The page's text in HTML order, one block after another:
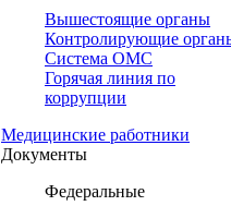
Вышестоящие органы
Контролирующие
Система ОМС
Горячая линия по
коррупции
Медицинские работники
Документы
Федеральные